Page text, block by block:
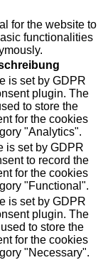
for the website to
functionalities
is set by GDPR
plugin. The
to store the
for the cookies
"Analytics".
is set by GDPR
to record the
for the cookies
"Functional".
is set by GDPR
plugin. The
to store the
for the cookies
"Necessary".